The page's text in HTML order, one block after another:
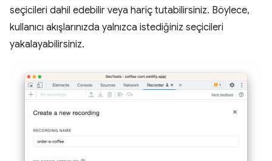
seçicileri dahil edebilir veya hariç tutabilirsiniz. Böylece,
kullanıcı akışlarınızda yalnızca istediğiniz seçicileri
yakalayabilirsiniz.